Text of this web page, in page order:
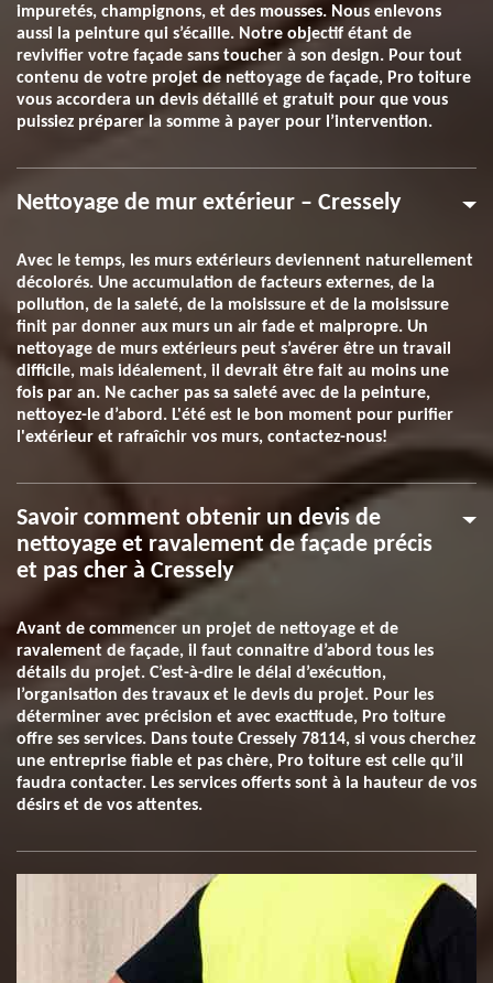
impuretés, champignons, et des mousses. Nous enlevons
aussi la peinture qui s’écaille. Notre objectif étant de
revivifier votre façade sans toucher à son design. Pour tout
contenu de votre projet de nettoyage de façade, Pro toiture
vous accordera un devis détaillé et gratuit pour que vous
puissiez préparer la somme à payer pour l’intervention.
Nettoyage de mur extérieur – Cressely
Avec le temps, les murs extérieurs deviennent naturellement
décolorés. Une accumulation de facteurs externes, de la
pollution, de la saleté, de la moisissure et de la moisissure
finit par donner aux murs un air fade et malpropre. Un
nettoyage de murs extérieurs peut s’avérer être un travail
difficile, mais idéalement, il devrait être fait au moins une
fois par an. Ne cacher pas sa saleté avec de la peinture,
nettoyez-le d’abord. L'été est le bon moment pour purifier
l'extérieur et rafraîchir vos murs, contactez-nous!
Savoir comment obtenir un devis de
nettoyage et ravalement de façade précis
et pas cher à Cressely
Avant de commencer un projet de nettoyage et de
ravalement de façade, il faut connaitre d’abord tous les
détails du projet. C’est-à-dire le délai d’exécution,
l’organisation des travaux et le devis du projet. Pour les
déterminer avec précision et avec exactitude, Pro toiture
offre ses services. Dans toute Cressely 78114, si vous cherchez
une entreprise fiable et pas chère, Pro toiture est celle qu’il
faudra contacter. Les services offerts sont à la hauteur de vos
désirs et de vos attentes.